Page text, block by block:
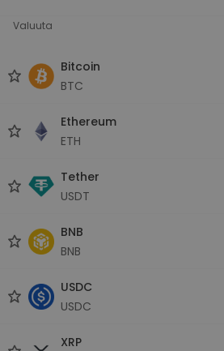
Valuuta
Bitcoin
BTC
Ethereum
ETH
Tether
USDT
BNB
BNB
USDC
USDC
XRP